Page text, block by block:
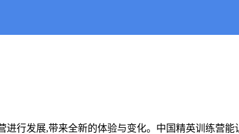
行发展,带来全新的体验与变化。中国精英训练营能